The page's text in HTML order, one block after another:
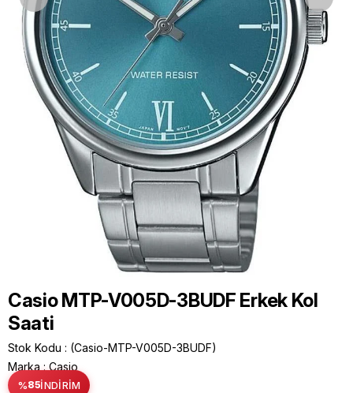
Casio MTP-V005D-3BUDF Erkek Kol
Saati
Stok Kodu
(Casio-MTP-V005D-3BUDF)
Marka : Casio
%85İNDIRIM